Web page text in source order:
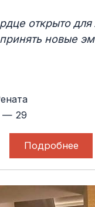
открыто
новые
— 29
Подробнее